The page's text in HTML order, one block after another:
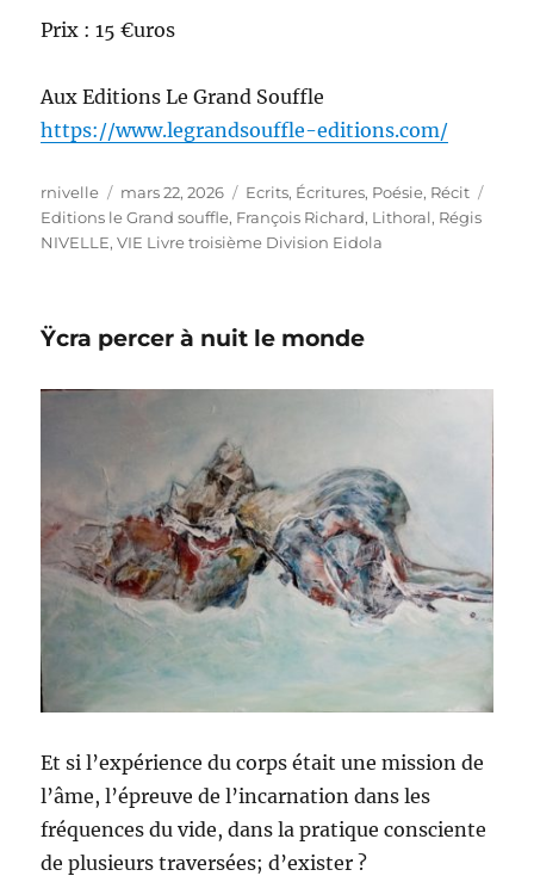
Prix : 15 €uros
Aux Editions Le Grand Souffle
https://www.legrandsouffle-editions.com/
Auteur
rnivelle
Publié
le
mars 22, 2026 Catégories
Ecrits, Écritures, Poésie, Récit
Editions le Grand souffle, François Richard, Lithoral, Régis
NIVELLE,VIE Livre troisième Division Eidola
Ÿcra percer à nuit le monde
Et si l’expérience du corps était une mission de
l’âme, l’épreuve de l’incarnation dans les
fréquences du vide, dans la pratique consciente
de plusieurs traversées; d’exister ?